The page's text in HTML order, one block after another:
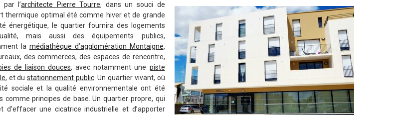
par l’architecte Pierre Tourre, dans un souci de
thermique optimal été comme hiver et de grande
énergétique, le quartier fournira des logements
mais aussi des équipements publics,
la médiathèque d’agglomération Montaigne,
des commerces, des espaces de rencontre,
de liaison douces, avec notamment une piste
, et dustationnement public. Un quartier vivant, où
sociale et la qualité environnementale ont été
comme principes de base. Un quartier propre, qui
d’effacer une cicatrice industrielle et d’apporter